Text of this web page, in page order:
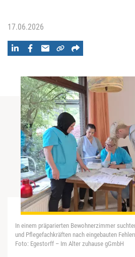
17.06.2026
In einem präparierten Bewohnerzimmer
und Pflegefachkräften nach eingebauten
Foto: Egestorff – Im Alter zuhause gGmbH